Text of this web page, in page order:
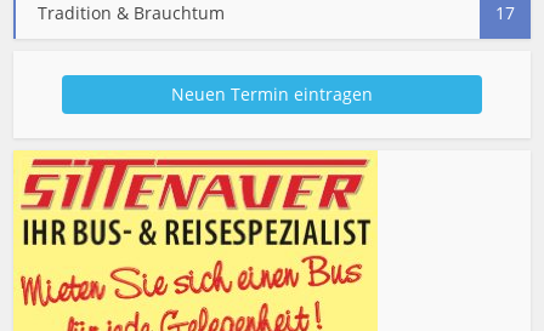
Tradition & Brauchtum 17
Neuen Termin eintragen